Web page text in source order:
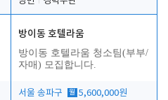
방이동 호텔라움
방이동 호텔라움 청소팀(부부/
자매) 모집합니다.
서울 송파구 월 5,600,000원